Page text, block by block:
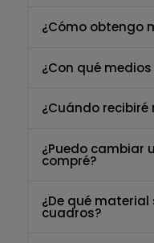
¿Cómo obtengo
¿Con qué
¿Cuándo recibiré
¿Puedo cambiar
compré?
¿De qué material
cuadros?